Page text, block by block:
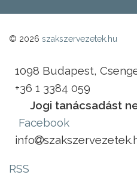
© 2026 szakszervezetek.hu
1098 Budapest,
+36 1 3384 059
Jogi tanácsadást
Facebook
info
RSS